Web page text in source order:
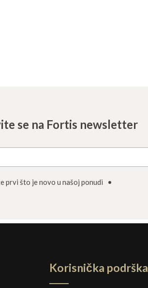
se na Fortis newsletter
prvi što je novo u našoj ponudi •
Korisnička podrška